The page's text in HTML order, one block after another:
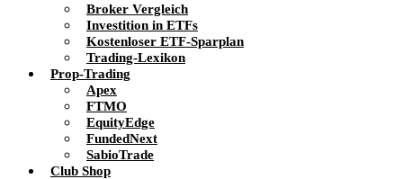
Broker Vergleich
Investition in ETFs
Kostenloser ETF-Sparplan
Trading-Lexikon
Prop-Trading
Apex
FTMO
EquityEdge
FundedNext
SabioTrade
Club Shop